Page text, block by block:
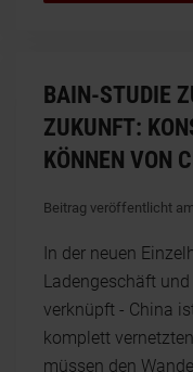
BAIN-STUDIE
ZUKUNFT:
KÖNNEN VON
Beitrag veröffentlicht
In der neuen
Ladengeschäft
verknüpft - China
komplett
müssen den